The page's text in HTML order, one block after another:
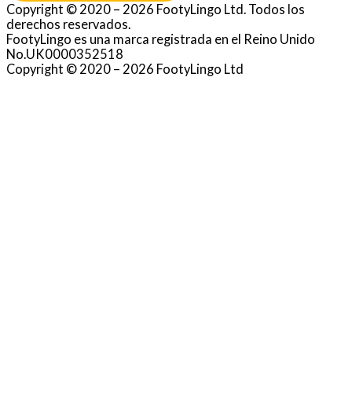
Copyright © 2020 – 2026 FootyLingo Ltd. Todos los
derechos reservados.
FootyLingo es una marca registrada en el Reino Unido
No.UK0000352518
Copyright © 2020 – 2026 FootyLingo Ltd